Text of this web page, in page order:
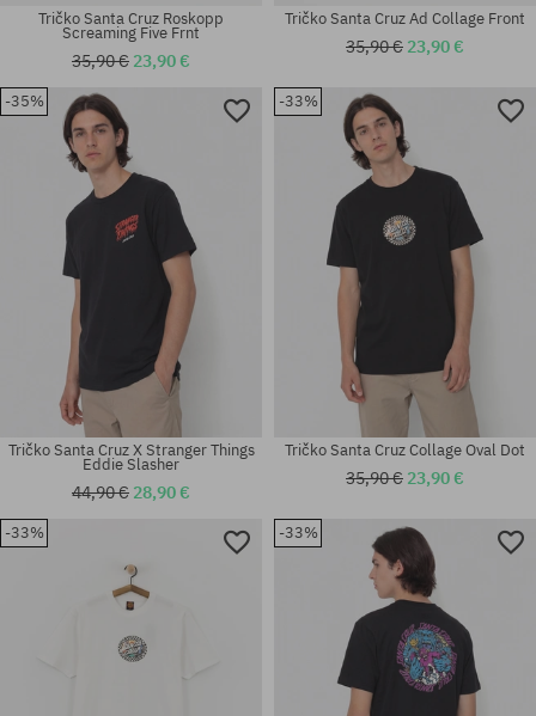
Dostupné veľkosti:
M; L; XL
Dostupné veľkosti:
Dostupné veľkosti:
Tričko Santa Cruz Roskopp
Screaming Five Frnt
35,90 € 23,90 €
Dostupné veľkosti:
Tričko Santa Cruz Ad Collage Front
35,90 € 23,90 €
-35%
Tričko Santa Cruz X Stranger Things
Eddie Slasher
44,90 € 28,90 €
-33%
Tričko Santa Cruz Collage Oval Dot
35,90 € 23,90 €
-33% -33%